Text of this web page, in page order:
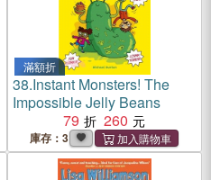
滿額折
38.Instant Monsters! The
Impossible Jelly Beans
79
260
庫存：3